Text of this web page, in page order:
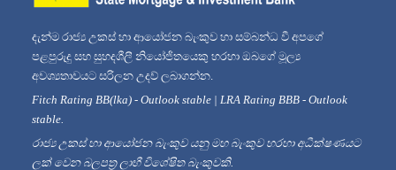
දැන්ම රාජ්‍ය උකස් හා ආයෝජන බැංකුව හා සම්බන්ධ වී අපගේ
පළපුරුදු සහ සුහදශීලී නියෝජිතයෙකු හරහා ඔබගේ මූල්‍ය
අවශ්‍යතාවයට සරිලන උදව් ලබාගන්න.
Fitch Rating BB(lka) - Outlook stable | LRA Rating BBB - Outlook
stable.
රාජ්‍ය උකස් හා ආයෝජන බැංකුව යනු මහ බැංකුව හරහා අධීක්ෂණයට
ලක් වෙන බලපත්‍ර ලාභී විශේෂිත බැංකුවකි.